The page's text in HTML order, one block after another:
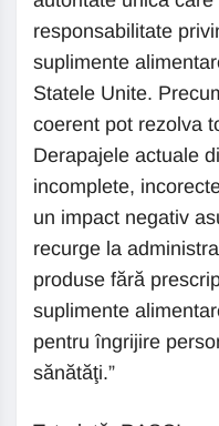
responsabilitate
suplimente
Statele Unite.
coerent pot rezolva
Derapajele actuale
incomplete,
un impact negativ
recurge la
produse fără
suplimente
pentru îngrijire
sănătăţi.”